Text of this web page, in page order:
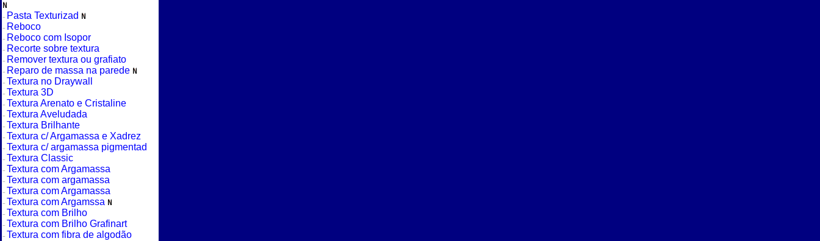
Pasta Texturizad
Reboco
Reboco com Isopor
Recorte sobre textura
Remover textura ou grafiato
Reparo de massa na parede
Textura no Draywall
Textura 3D
Textura Arenato e Cristaline
Textura Aveludada
Textura Brilhante
Textura c/ Argamassa e Xadrez
Textura c/ argamassa pigmentad
Textura Classic
Textura com Argamassa
Textura com argamassa
Textura com Argamassa
Textura com Argamssa
Textura com Brilho
Textura com Brilho Grafinart
Textura com fibra de algodão